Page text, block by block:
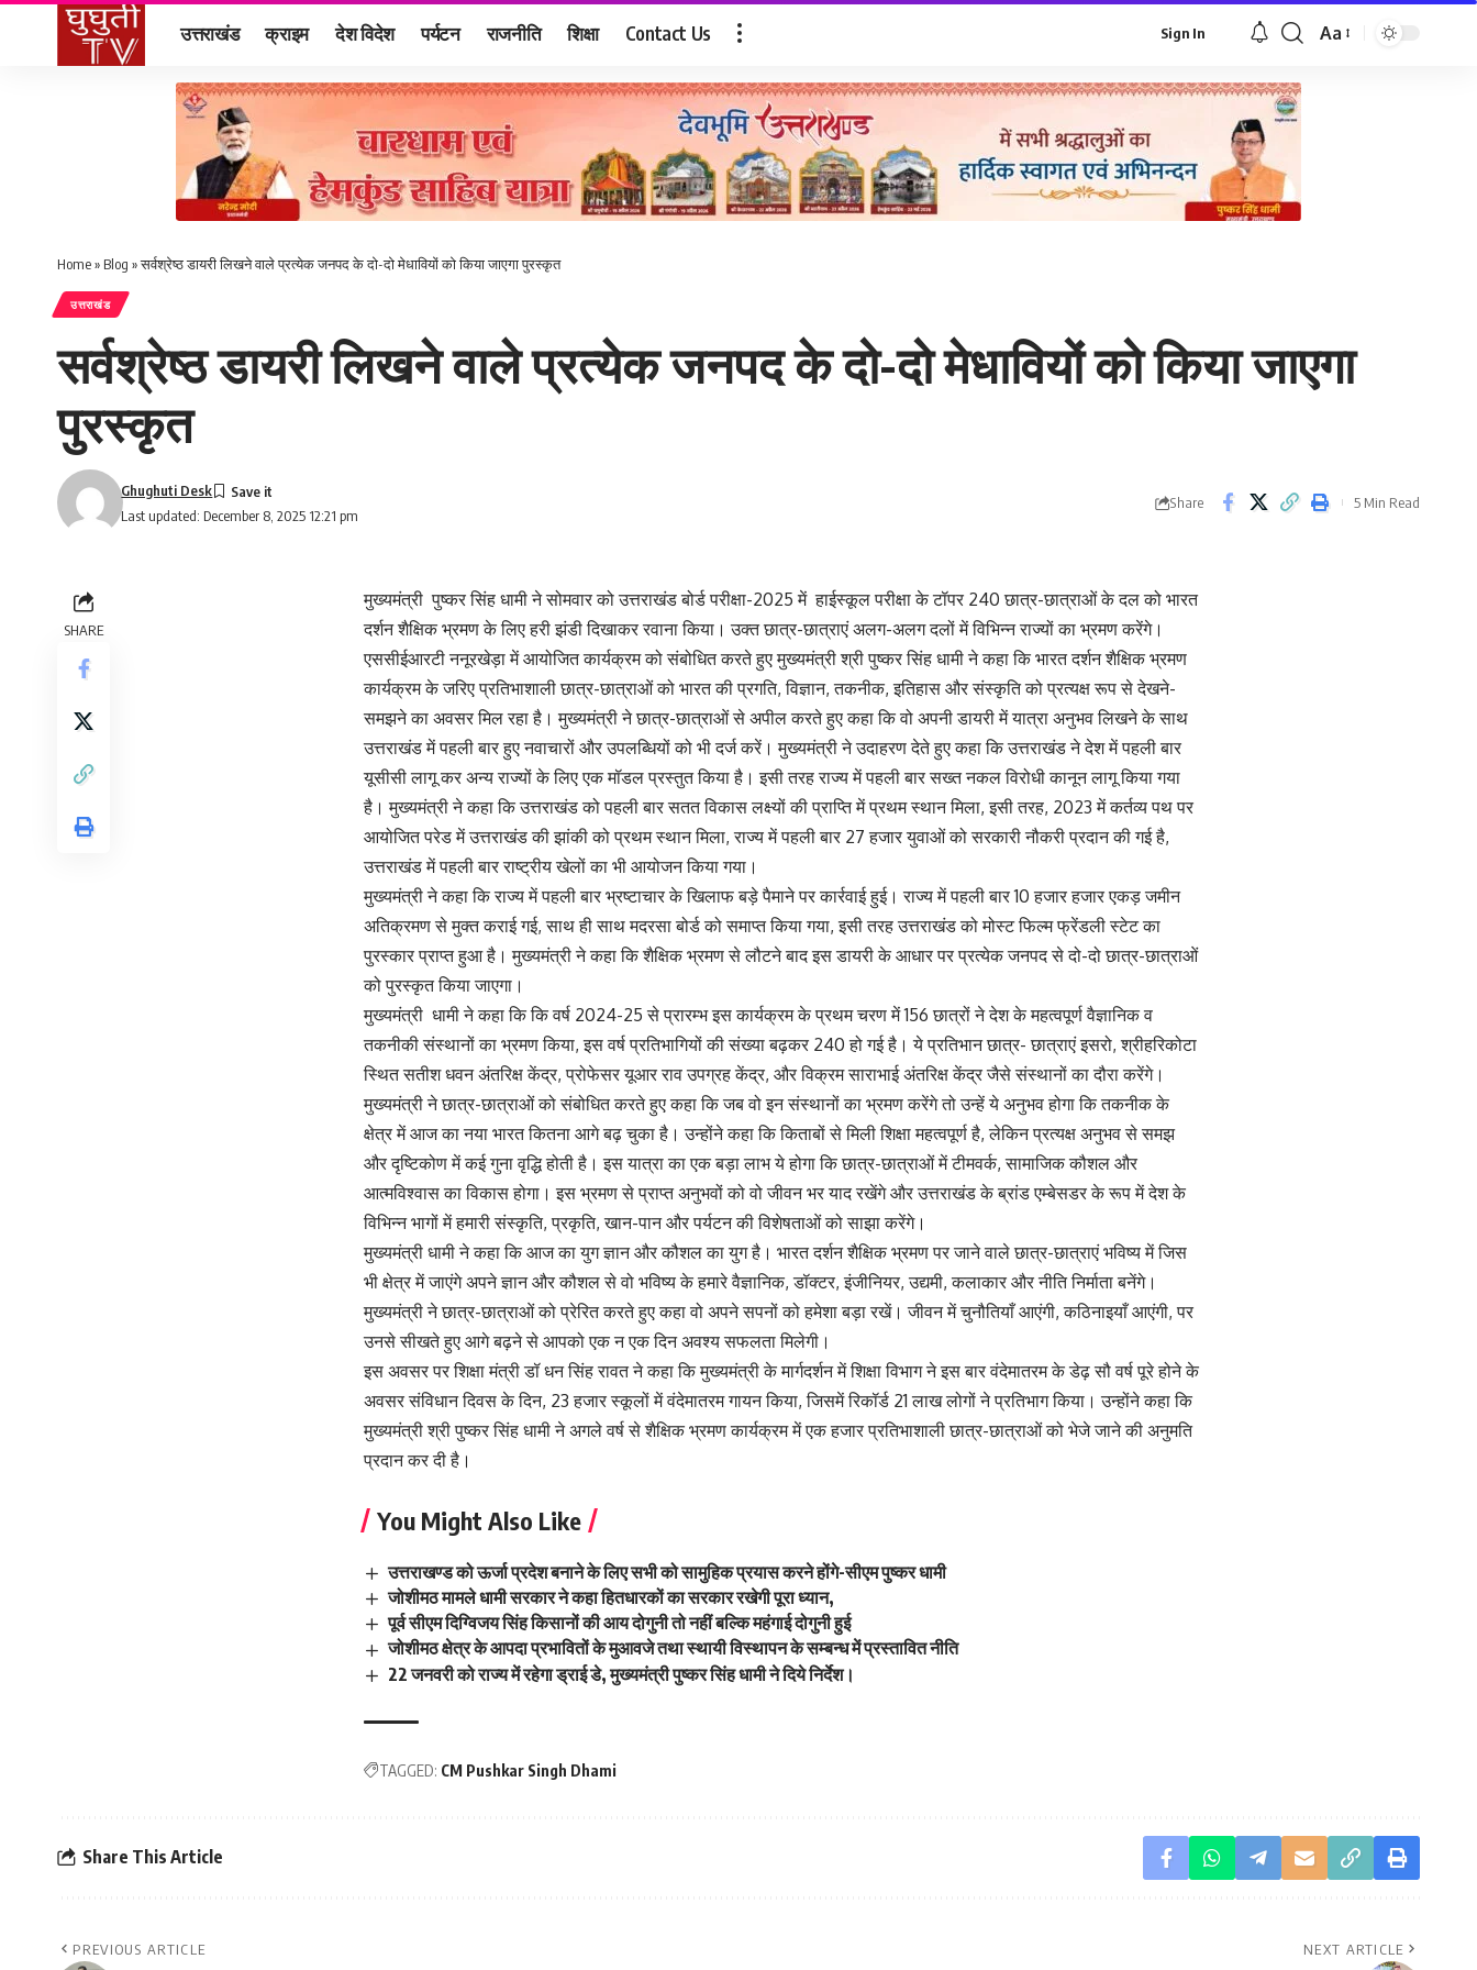
उत्तराखंड क्राइम देश विदेश पर्यटन राजनीति शिक्षा Contact Us Sign In
Font
Aa
Home» Blog »सर्वश्रेष्ठ डायरी लिखने वाले प्रत्येक जनपद के दो-दो मेधावियों को किया जाएगा पुरस्कृत
उत्तराखंड
सर्वश्रेष्ठ डायरी लिखने वाले प्रत्येक जनपद के दो-दो मेधावियों को किया जाएगा
पुरस्कृत
Last updated: December 8, 2025 12:21 pm
Ghughuti Desk
Share 5 Min Read
SHARE
मुख्यमंत्री पुष्कर सिंह धामी ने सोमवार को उत्तराखंड बोर्ड परीक्षा-2025 में हाईस्कूल परीक्षा के टॉपर 240 छात्र-छात्राओं के दल को भारत
दर्शन शैक्षिक भ्रमण के लिए हरी झंडी दिखाकर रवाना किया। उक्त छात्र-छात्राएं अलग-अलग दलों में विभिन्न राज्यों का भ्रमण करेंगे।
एससीईआरटी ननूरखेड़ा में आयोजित कार्यक्रम को संबोधित करते हुए मुख्यमंत्री श्री पुष्कर सिंह धामी ने कहा कि भारत दर्शन शैक्षिक भ्रमण
कार्यक्रम के जरिए प्रतिभाशाली छात्र-छात्राओं को भारत की प्रगति, विज्ञान, तकनीक, इतिहास और संस्कृति को प्रत्यक्ष रूप से देखने-
समझने का अवसर मिल रहा है। मुख्यमंत्री ने छात्र-छात्राओं से अपील करते हुए कहा कि वो अपनी डायरी में यात्रा अनुभव लिखने के साथ
उत्तराखंड में पहली बार हुए नवाचारों और उपलब्धियों को भी दर्ज करें। मुख्यमंत्री ने उदाहरण देते हुए कहा कि उत्तराखंड ने देश में पहली बार
यूसीसी लागू कर अन्य राज्यों के लिए एक मॉडल प्रस्तुत किया है। इसी तरह राज्य में पहली बार सख्त नकल विरोधी कानून लागू किया गया
है। मुख्यमंत्री ने कहा कि उत्तराखंड को पहली बार सतत विकास लक्ष्यों की प्राप्ति में प्रथम स्थान मिला, इसी तरह, 2023 में कर्तव्य पथ पर
आयोजित परेड में उत्तराखंड की झांकी को प्रथम स्थान मिला, राज्य में पहली बार 27 हजार युवाओं को सरकारी नौकरी प्रदान की गई है,
उत्तराखंड में पहली बार राष्ट्रीय खेलों का भी आयोजन किया गया।
मुख्यमंत्री ने कहा कि राज्य में पहली बार भ्रष्टाचार के खिलाफ बड़े पैमाने पर कार्रवाई हुई। राज्य में पहली बार 10 हजार हजार एकड़ जमीन
अतिक्रमण से मुक्त कराई गई, साथ ही साथ मदरसा बोर्ड को समाप्त किया गया, इसी तरह उत्तराखंड को मोस्ट फिल्म फ्रेंडली स्टेट का
पुरस्कार प्राप्त हुआ है। मुख्यमंत्री ने कहा कि शैक्षिक भ्रमण से लौटने बाद इस डायरी के आधार पर प्रत्येक जनपद से दो-दो छात्र-छात्राओं
को पुरस्कृत किया जाएगा।
मुख्यमंत्री धामी ने कहा कि कि वर्ष 2024-25 से प्रारम्भ इस कार्यक्रम के प्रथम चरण में 156 छात्रों ने देश के महत्वपूर्ण वैज्ञानिक व
तकनीकी संस्थानों का भ्रमण किया, इस वर्ष प्रतिभागियों की संख्या बढ़कर 240 हो गई है। ये प्रतिभान छात्र- छात्राएं इसरो, श्रीहरिकोटा
स्थित सतीश धवन अंतरिक्ष केंद्र, प्रोफेसर यूआर राव उपग्रह केंद्र, और विक्रम साराभाई अंतरिक्ष केंद्र जैसे संस्थानों का दौरा करेंगे।
मुख्यमंत्री ने छात्र-छात्राओं को संबोधित करते हुए कहा कि जब वो इन संस्थानों का भ्रमण करेंगे तो उन्हें ये अनुभव होगा कि तकनीक के
क्षेत्र में आज का नया भारत कितना आगे बढ़ चुका है। उन्होंने कहा कि किताबों से मिली शिक्षा महत्वपूर्ण है, लेकिन प्रत्यक्ष अनुभव से समझ
और दृष्टिकोण में कई गुना वृद्धि होती है। इस यात्रा का एक बड़ा लाभ ये होगा कि छात्र-छात्राओं में टीमवर्क, सामाजिक कौशल और
आत्मविश्वास का विकास होगा। इस भ्रमण से प्राप्त अनुभवों को वो जीवन भर याद रखेंगे और उत्तराखंड के ब्रांड एम्बेसडर के रूप में देश के
विभिन्न भागों में हमारी संस्कृति, प्रकृति, खान-पान और पर्यटन की विशेषताओं को साझा करेंगे।
मुख्यमंत्री धामी ने कहा कि आज का युग ज्ञान और कौशल का युग है। भारत दर्शन शैक्षिक भ्रमण पर जाने वाले छात्र-छात्राएं भविष्य में जिस
भी क्षेत्र में जाएंगे अपने ज्ञान और कौशल से वो भविष्य के हमारे वैज्ञानिक, डॉक्टर, इंजीनियर, उद्यमी, कलाकार और नीति निर्माता बनेंगे।
मुख्यमंत्री ने छात्र-छात्राओं को प्रेरित करते हुए कहा वो अपने सपनों को हमेशा बड़ा रखें। जीवन में चुनौतियाँ आएंगी, कठिनाइयाँ आएंगी, पर
उनसे सीखते हुए आगे बढ़ने से आपको एक न एक दिन अवश्य सफलता मिलेगी।
इस अवसर पर शिक्षा मंत्री डॉ धन सिंह रावत ने कहा कि मुख्यमंत्री के मार्गदर्शन में शिक्षा विभाग ने इस बार वंदेमातरम के डेढ़ सौ वर्ष पूरे होने के
अवसर संविधान दिवस के दिन, 23 हजार स्कूलों में वंदेमातरम गायन किया, जिसमें रिकॉर्ड 21 लाख लोगों ने प्रतिभाग किया। उन्होंने कहा कि
मुख्यमंत्री श्री पुष्कर सिंह धामी ने अगले वर्ष से शैक्षिक भ्रमण कार्यक्रम में एक हजार प्रतिभाशाली छात्र-छात्राओं को भेजे जाने की अनुमति
प्रदान कर दी है।
You Might Also Like
उत्तराखण्ड को ऊर्जा प्रदेश बनाने के लिए सभी को सामुहिक प्रयास करने होंगे-सीएम पुष्कर धामी
जोशीमठ मामले धामी सरकार ने कहा हितधारकों का सरकार रखेगी पूरा ध्यान,
पूर्व सीएम दिग्विजय सिंह किसानों की आय दोगुनी तो नहीं बल्कि महंगाई दोगुनी हुई
जोशीमठ क्षेत्र के आपदा प्रभावितों के मुआवजे तथा स्थायी विस्थापन के सम्बन्ध में प्रस्तावित नीति
22 जनवरी को राज्य में रहेगा ड्राई डे, मुख्यमंत्री पुष्कर सिंह धामी ने दिये निर्देश।
TAGGED: CM Pushkar Singh Dhami
Share This Article
PREVIOUS ARTICLE NEXT ARTICLE